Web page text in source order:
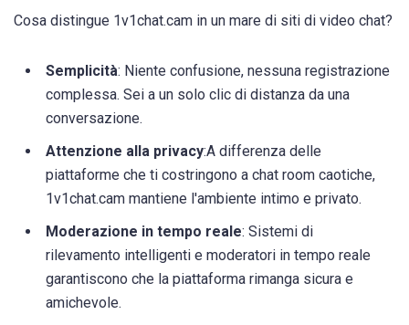
Cosa distingue 1v1chat.cam in un mare di siti di video chat?
Semplicità: Niente confusione, nessuna registrazione
complessa. Sei a un solo clic di distanza da una
conversazione.
Attenzione alla privacy:A differenza delle
piattaforme che ti costringono a chat room caotiche,
1v1chat.cam mantiene l'ambiente intimo e privato.
Moderazione in tempo reale: Sistemi di
rilevamento intelligenti e moderatori in tempo reale
garantiscono che la piattaforma rimanga sicura e
amichevole.